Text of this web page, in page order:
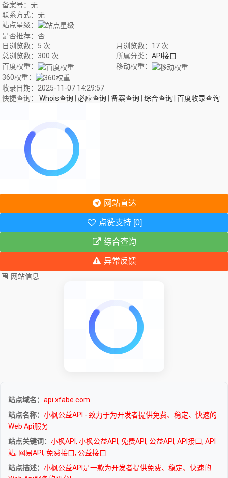
备案号：无
联系方式：无
站点星级：
是否推荐：否
日浏览数：5 次
月浏览数：17 次
总浏览数：300 次
所属分类： API接口
百度权重：
移动权重：
360权重：
收录日期：2025-11-07 14:29:57
快捷查询： Whois查询 必应查询 备案查询 综合查询 百度收录查询
网站直达
点赞支持 [0]
综合查询
异常反馈
网站信息
站点域名： api.xfabe.com
站点名称： 小枫公益API - 致力于为开发者提供免费、稳定、快速的
Web Api服务
站点关键词： 小枫API, 小枫公益API, 免费API, 公益API, API接口, API
站, 网易API, 免费接口, 公益接口
站点描述： 小枫公益API是一款为开发者提供免费、稳定、快速的